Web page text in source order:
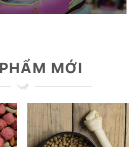
MỚI